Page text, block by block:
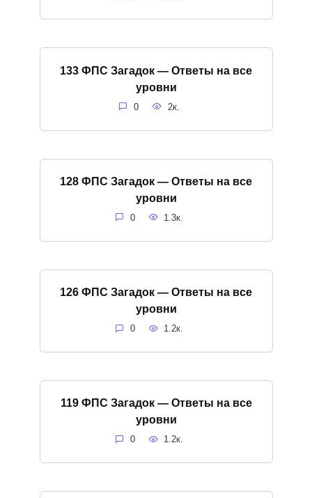
133 ФПС Загадок — Ответы на все
уровни
0 2к.
128 ФПС Загадок — Ответы на все
уровни
0 1.3к.
126 ФПС Загадок — Ответы на все
уровни
0 1.2к.
119 ФПС Загадок — Ответы на все
уровни
0 1.2к.